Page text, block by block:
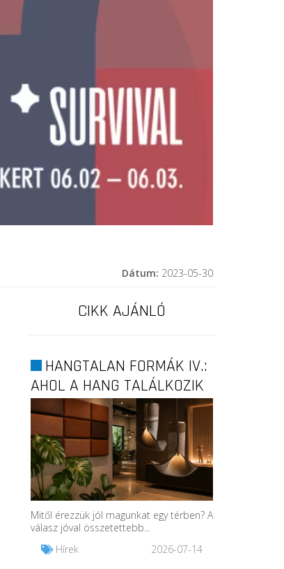
Dátum: 2023-05-30
CIKK AJÁNLÓ
HANGTALAN FORMÁK IV.:
AHOL A HANG TALÁLKOZIK
A...
Mitől érezzük jól magunkat egy térben? A
válasz jóval összetettebb...
Hírek
2026-07-14